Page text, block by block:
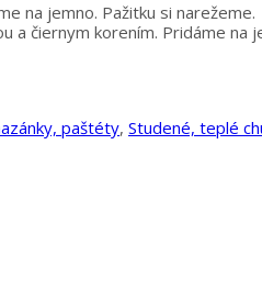
na jemno. Pažitku si narežeme.
a čiernym korením. Pridáme na
paštéty, Studené, teplé